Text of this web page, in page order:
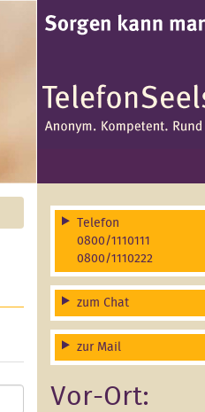
Telefon
0800/1110111
0800/1110222
zum Chat
zur Mail
Vor-Ort: